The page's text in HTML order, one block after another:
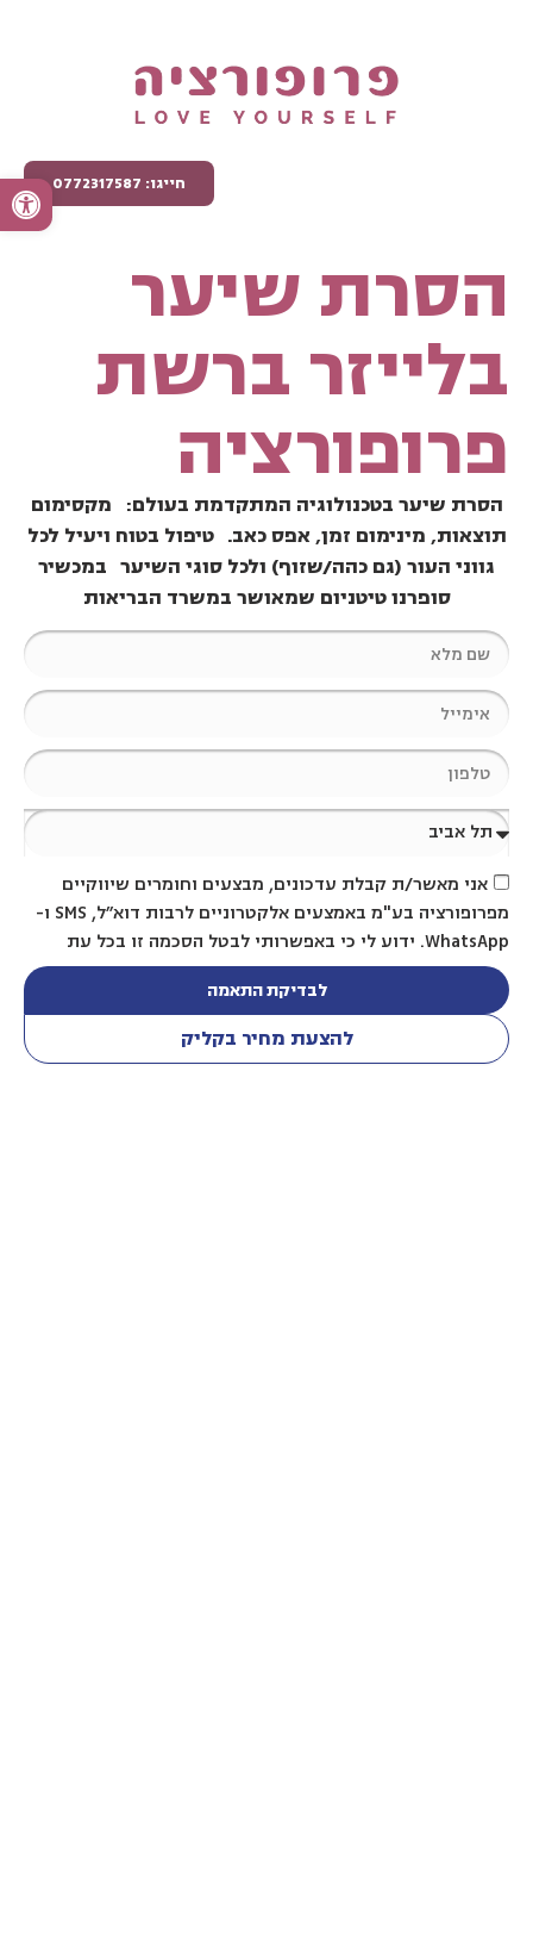
פתח חייגו: 0772317587
הסרת שיער
בלייזר ברשת
פרופורציה
הסרת שיער בטכנולוגיה המתקדמת בעולם: מקסימום
תוצאות, מינימום זמן, אפס כאב. טיפול בטוח ויעיל לכל
גווני העור (גם כהה/שזוף) ולכל סוגי השיער במכשיר
סופרנו טיטניום שמאושר במשרד הבריאות
אני מאשר/ת קבלת עדכונים, מבצעים וחומרים שיווקיים
מפרופורציה בע"מ באמצעים אלקטרוניים לרבות דוא״ל, SMS ו-
WhatsApp. ידוע לי כי באפשרותי לבטל הסכמה זו בכל עת
לבדיקת התאמה
להצעת מחיר בקליק